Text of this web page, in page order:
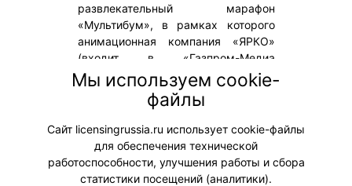
развлекательный марафон
«Мультибум», в рамках которого
анимационная компания «ЯРКО»
(входит в «Газпром-Медиа
Холдинг») проведет насыщенную и
развлекательную программу в
честь своего пятилетия «ЯРКОЕ
ЛЕТО. 5 ЛЕТ ЯРКО».
#ПродвижениеБренда
Мы используем cookie-
файлы
Сайт licensingrussia.ru использует cookie-файлы
для обеспечения технической
работоспособности, улучшения работы и сбора
статистики посещений (аналитики).